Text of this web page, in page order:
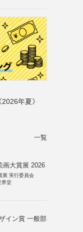
年夏》
一覧
画大賞展 2026
展 実行委員会
界堂
イン賞 一般部